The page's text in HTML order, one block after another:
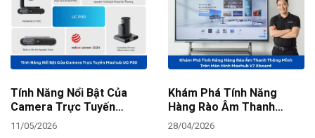
Tính Năng Nổi Bật Của
Camera Trực Tuyến
Maxhub UC P30
11/05/2026
Khám Phá Tính Năng
Hàng Rào Âm Thanh
Thông Minh Trên Màn
28/04/2026